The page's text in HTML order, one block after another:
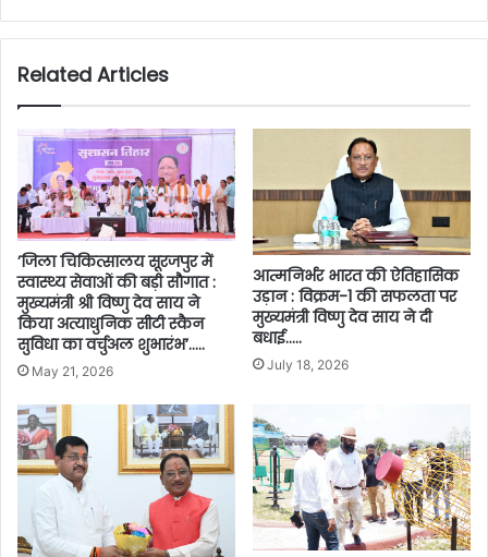
Related Articles
’जिला चिकित्सालय सूरजपुर में
स्वास्थ्य सेवाओं की बड़ी सौगात :
मुख्यमंत्री श्री विष्णु देव साय ने
किया अत्याधुनिक सीटी स्कैन
सुविधा का वर्चुअल शुभारंभ’…..
May 21, 2026
आत्मनिर्भर भारत की ऐतिहासिक
उड़ान : विक्रम-1 की सफलता पर
मुख्यमंत्री विष्णु देव साय ने दी
बधाई…..
July 18, 2026